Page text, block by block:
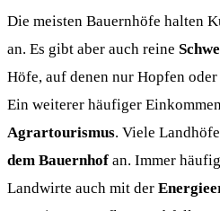
Die meisten Bauernhöfe halten
an. Es gibt aber auch reine
Höfe, auf denen nur Hopfen
Ein weiterer häufiger
Agrartourismus. Viele
dem Bauernhof an. Immer
Landwirte auch mit der